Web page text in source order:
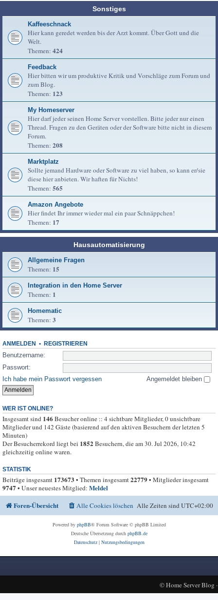
Sonstiges
Kaffeeschnack
Hier kann geredet werden bis der Arzt kommt. Über Gott und die
Welt.
Themen: 424
Feedback
Hier bitten wir um produktive Kritik und Vorschläge zum Forum und
zum Blog.
Themen: 123
My Homeserver
Hier darf jeder seinen Home Server vorstellen. Bitte jeder nur einen
Thread. Fragen zu den Geräten oder der Software bitte nicht in diesem
Forum.
Themen: 208
Marktplatz
Sollte jemand Hardware oder Software zu viel haben, so kann er/sie
diese hier anbieten. Wir haften für Nichts!
Themen: 565
Amazon Angebote
Hier findet Ihr immer wieder mal ein paar Schnäppchen!
Themen: 17
Hausautomatisierung
Allgemeine Fragen
Themen: 15
Integration in den Home Server
Themen: 1
Homematic
Themen: 3
ANMELDEN • REGISTRIEREN
Benutzername:
Passwort:
Ich habe mein Passwort vergessen
Angemeldet bleiben
WER IST ONLINE?
Insgesamt sind 146Besucher online :: 4 sichtbare Mitglieder, 0 unsichtbare
Mitglieder und 142 Gäste (basierend auf den aktiven Besuchern der letzten 5
Minuten)
Der Besucherrekord liegt bei 1852Besuchern, die am 30. Jul 2026, 10:42
gleichzeitig online waren.
STATISTIK
Beiträge insgesamt 173673 • Themen insgesamt22779• Mitglieder insgesamt
9747• Unser neuestes Mitglied: Meldel
Foren-Übersicht
Alle Zeiten sindUTC+02:00
Alle Cookies löschen
Powered by phpBB® Forum Software © phpBB Limited
Deutsche Übersetzung durch phpBB.de
Datenschutz| Nutzungsbedingungen
©Home Server Blog